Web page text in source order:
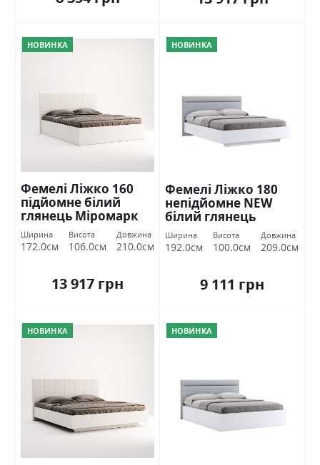
НОВИНКА
Фемелі Ліжко 160
підйомне білий
глянець Міромарк
Ширина
172.0см
Висота
106.0см
Довжина
210.0см
13 917 грн
НОВИНКА
Фемелі Ліжко 180
непідйомне NEW
білий глянець
Міромарк
Ширина
192.0см
Висота
100.0см
Довжина
209.0см
9 111 грн
НОВИНКА НОВИНКА